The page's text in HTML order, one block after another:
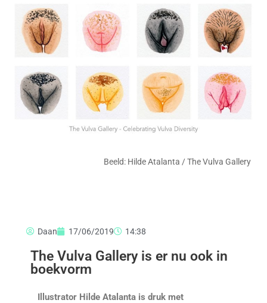
Beeld: Hilde Atalanta / The Vulva Gallery
Daan 17/06/2019 14:38
The Vulva Gallery is er nu ook in
boekvorm
Illustrator Hilde Atalanta is druk met